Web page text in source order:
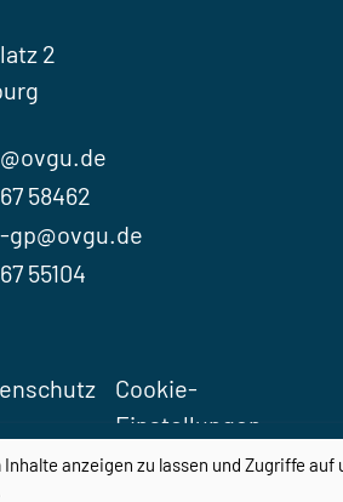
2
58462
gp@ovgu.de
55104
Cookie-
Einstellungen
anzeigen zu lassen und Zugriffe auf